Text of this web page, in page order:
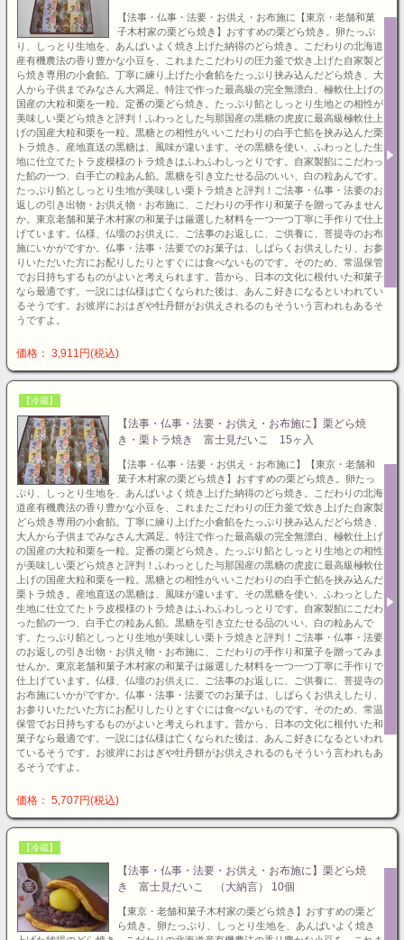
【法事・仏事・法要・お供え・お布施に【東京・老舗和菓
子木村家の栗どら焼き】おすすめの栗どら焼き。卵たっぷ
り、しっとり生地を、あんばいよく焼き上げた納得のどら焼き。こだわりの北海道
産有機農法の香り豊かな小豆を、これまたこだわりの圧力釜で炊き上げた自家製ど
ら焼き専用の小倉餡。丁寧に練り上げた小倉餡をたっぷり挟み込んだどら焼き、大
人から子供までみなさん大満足。特注で作った最高級の完全無漂白、極軟仕上げの
国産の大粒和栗を一粒。定番の栗どら焼き。たっぷり餡としっとり生地との相性が
美味しい栗どら焼きと評判！ふわっとした与那国産の黒糖の虎皮に最高級極軟仕上
げの国産大粒和栗を一粒。黒糖との相性がいいこだわりの白手亡餡を挟み込んだ栗
トラ焼き。産地直送の黒糖は、風味が違います。その黒糖を使い、ふわっとした生
地に仕立てたトラ皮模様のトラ焼きはふわふわしっとりです。自家製餡にこだわっ
た餡の一つ、白手亡の粒あん餡。黒糖を引き立たせる品のいい、白の粒あんです。
たっぷり餡としっとり生地が美味しい栗トラ焼きと評判！ご法事・仏事・法要のお
返しの引き出物・お供え物・お布施に、こだわりの手作り和菓子を贈ってみません
か。東京老舗和菓子木村家の和菓子は厳選した材料を一つ一つ丁寧に手作りで仕上
げています。仏様、仏壇のお供えに、ご法事のお返しに、ご供養に、菩提寺のお布
施にいかがですか。仏事・法事・法要でのお菓子は、しばらくお供えしたり、お参
りいただいた方にお配りしたりとすぐには食べないものです。そのため、常温保管
でお日持ちするものがよいと考えられます。昔から、日本の文化に根付いた和菓子
なら最適です。一説には仏様は亡くなられた後は、あんこ好きになるといわれてい
るそうです。お彼岸におはぎや牡丹餅がお供えされるのもそういう言われもあるそ
うですよ。
価格： 3,911円(税込)
【冷蔵】
【法事・仏事・法要・お供え・お布施に】栗どら焼
き・栗トラ焼き 富士見だいこ 15ヶ入
【法事・仏事・法要・お供え・お布施に】【東京・老舗和
菓子木村家の栗どら焼き】おすすめの栗どら焼き。卵たっ
ぷり、しっとり生地を、あんばいよく焼き上げた納得のどら焼き。こだわりの北海
道産有機農法の香り豊かな小豆を、これまたこだわりの圧力釜で炊き上げた自家製
どら焼き専用の小倉餡。丁寧に練り上げた小倉餡をたっぷり挟み込んだどら焼き、
大人から子供までみなさん大満足。特注で作った最高級の完全無漂白、極軟仕上げ
の国産の大粒和栗を一粒。定番の栗どら焼き。たっぷり餡としっとり生地との相性
が美味しい栗どら焼きと評判！ふわっとした与那国産の黒糖の虎皮に最高級極軟仕
上げの国産大粒和栗を一粒。黒糖との相性がいいこだわりの白手亡餡を挟み込んだ
栗トラ焼き。産地直送の黒糖は、風味が違います。その黒糖を使い、ふわっとした
生地に仕立てたトラ皮模様のトラ焼きはふわふわしっとりです。自家製餡にこだわ
った餡の一つ、白手亡の粒あん餡。黒糖を引き立たせる品のいい、白の粒あんで
す。たっぷり餡としっとり生地が美味しい栗トラ焼きと評判！ご法事・仏事・法要
のお返しの引き出物・お供え物・お布施に、こだわりの手作り和菓子を贈ってみま
せんか。東京老舗和菓子木村家の和菓子は厳選した材料を一つ一つ丁寧に手作りで
仕上げています。仏様、仏壇のお供えに、ご法事のお返しに、ご供養に、菩提寺の
お布施にいかがですか。仏事・法事・法要でのお菓子は、しばらくお供えしたり、
お参りいただいた方にお配りしたりとすぐには食べないものです。そのため、常温
保管でお日持ちするものがよいと考えられます。昔から、日本の文化に根付いた和
菓子なら最適です。一説には仏様は亡くなられた後は、あんこ好きになるといわれ
ているそうです。お彼岸におはぎや牡丹餅がお供えされるのもそういう言われもあ
るそうですよ。
価格： 5,707円(税込)
【冷蔵】
【法事・仏事・法要・お供え・お布施に】栗どら焼
き 富士見だいこ （大納言） 10個
【東京・老舗和菓子木村家の栗どら焼き】おすすめの栗ど
ら焼き。卵たっぷり、しっとり生地を、あんばいよく焼き